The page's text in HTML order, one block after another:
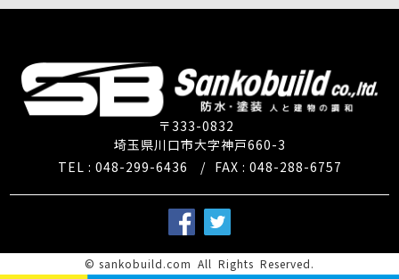
〒333-0832
埼玉県川口市大字神戸660-3
TEL : 048-299-6436
/ FAX : 048-288-6757
© sankobuild.com All Rights Reserved.